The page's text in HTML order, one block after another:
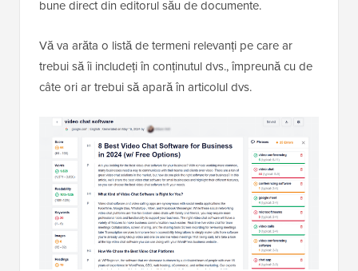
bune direct din editorul său de documente.
Vă va arăta o listă de termeni relevanți pe care ar
trebui să îi includeți în conținutul dvs., împreună cu de
câte ori ar trebui să apară în articolul dvs.